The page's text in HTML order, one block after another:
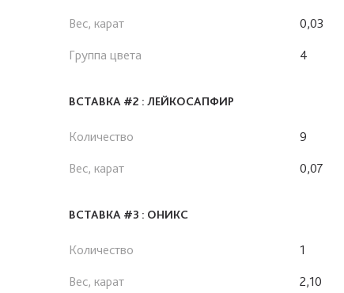
Вес, карат
0,03
Группа цвета
4
ВСТАВКА #2 : ЛЕЙКОСАПФИР
Количество
9
Вес, карат
0,07
ВСТАВКА #3 : ОНИКС
Количество
1
Вес, карат
2,10